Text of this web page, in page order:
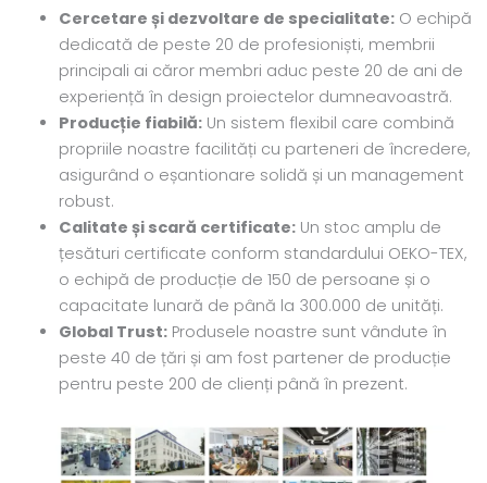
Cercetare și dezvoltare de specialitate:O echipă
dedicată de peste 20 de profesioniști, membrii
principali ai căror membri aduc peste 20 de ani de
experiență în design proiectelor dumneavoastră.
Producție fiabilă:Un sistem flexibil care combină
propriile noastre facilități cu parteneri de încredere,
asigurând o eșantionare solidă și un management
robust.
Calitate și scară certificate:Un stoc amplu de
țesături certificate conform standardului OEKO-TEX,
o echipă de producție de 150 de persoane și o
capacitate lunară de până la 300.000 de unități.
Global Trust:Produsele noastre sunt vândute în
peste 40 de țări și am fost partener de producție
pentru peste 200 de clienți până în prezent.